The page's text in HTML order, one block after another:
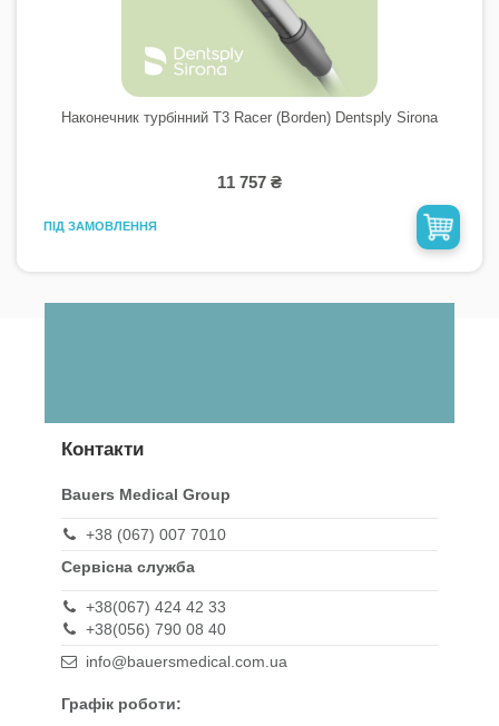
Наконечник турбінний T3 Racer (Borden) Dentsply Sirona
11 757 ₴
ПІД ЗАМОВЛЕННЯ
Контакти
Bauers Medical Group
+38 (067) 007 7010
Сервісна служба
+38(067) 424 42 33
+38(056) 790 08 40
info@bauersmedical.com.ua
Графік роботи: